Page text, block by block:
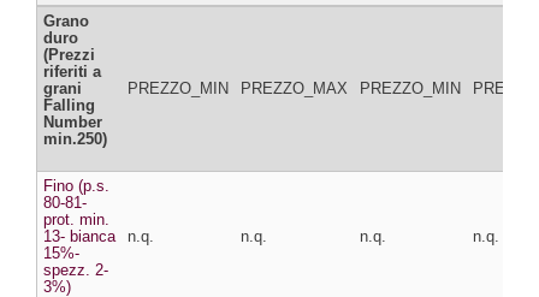
Grano
duro
(Prezzi
riferiti a
grani
Falling
Number
min.250)
PREZZO_MIN PREZZO_MAX PREZZO_MIN
Fino (p.s.
80-81-
prot. min.
13- bianca
15%-
spezz. 2-
3%)
n.q. n.q. n.q. n.q.